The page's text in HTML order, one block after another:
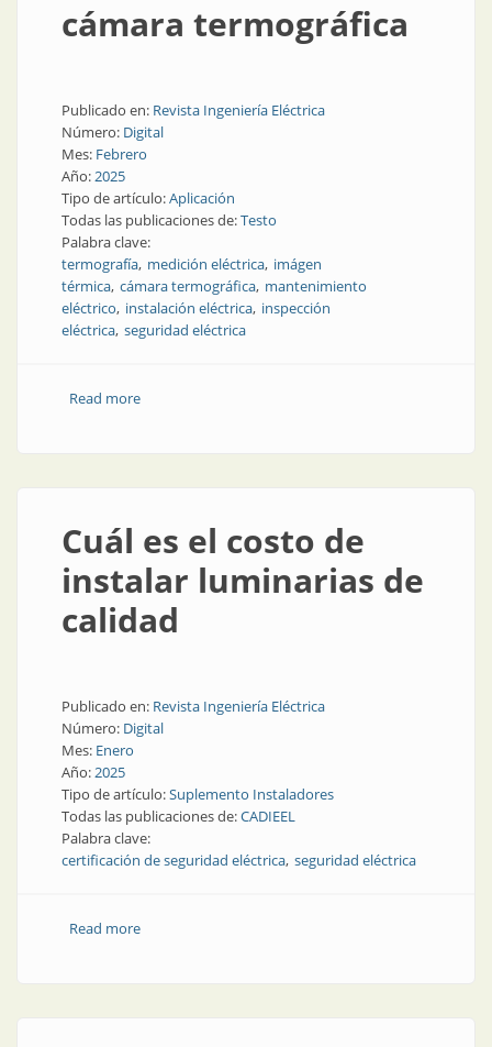
cámara termográfica
Publicado en: Revista Ingeniería Eléctrica
Número: Digital
Mes: Febrero
Año:2025
Tipo de artículo:Aplicación
Todas las publicaciones de:Testo
Palabra clave:
termografía medición eléctrica imágen
térmica cámara termográfica mantenimiento
eléctrico instalación eléctrica inspección
eléctrica seguridad eléctrica
Read moreabout Inspecciones eléctricas con una cámara
Cuál es el costo de
instalar luminarias de
calidad
Publicado en: Revista Ingeniería Eléctrica
Número: Digital
Mes: Enero
Año:2025
Tipo de artículo:Suplemento Instaladores
Todas las publicaciones de:CADIEEL
Palabra clave:
certificación de seguridad eléctrica seguridad eléctrica
Read moreabout Cuál es el costo de instalar luminarias de